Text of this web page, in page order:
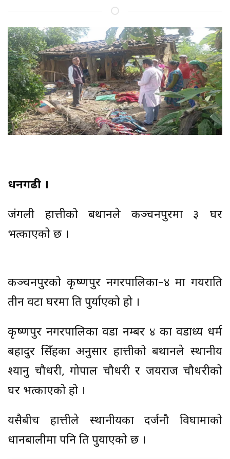
धनगढी ।
जंगली हात्तीको बथानले कञ्चनपुरमा ३ घर
भत्काएको छ ।
कञ्चनपुरको कृष्णपुर नगरपालिका–४ मा गयराति
तीन वटा घरमा क्षति पुर्याएको हो ।
कृष्णपुर नगरपालिका वडा नम्बर ४ का वडाध्यक्ष धर्म
बहादुर सिँहका अनुसार हात्तीको बथानले स्थानीय
श्यानु चौधरी, गोपाल चौधरी र जयराज चौधरीको
घर भत्काएको हो ।
यसैबीच हात्तीले स्थानीयका दर्जनौ विघामाको
धानबालीमा पनि क्षति पुयाएको छ ।